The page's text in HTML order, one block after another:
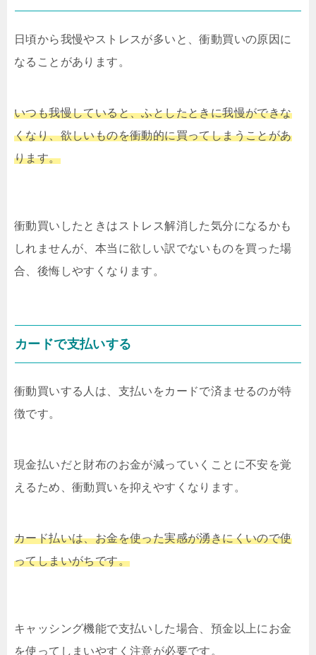
日頃から我慢やストレスが多いと、衝動買いの原因に
なることがあります。
いつも我慢していると、ふとしたときに我慢ができな
くなり、欲しいものを衝動的に買ってしまうことがあ
ります。
衝動買いしたときはストレス解消した気分になるかも
しれませんが、本当に欲しい訳でないものを買った場
合、後悔しやすくなります。
カードで支払いする
衝動買いする人は、支払いをカードで済ませるのが特
徴です。
現金払いだと財布のお金が減っていくことに不安を覚
えるため、衝動買いを抑えやすくなります。
カード払いは、お金を使った実感が湧きにくいので使
ってしまいがちです。
キャッシング機能で支払いした場合、預金以上にお金
を使ってしまいやすく注意が必要です。